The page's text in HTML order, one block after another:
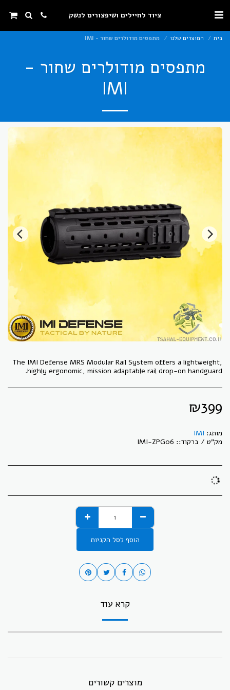
ציוד לחיילים ושיפצורים לנשק
בית המוצרים שלנו מתפסים מודולרים שחור - IMI
מתפסים מודולרים שחור -
IMI
The IMI Defense MRS Modular Rail System offers a lightweight,
highly ergonomic, mission adaptable rail drop-on handguard.
₪399
מותג: IMI
מק"ט / ברקוד:: IMI-ZPG06
הוסף לסל הקניות
קרא עוד
מוצרים קשורים